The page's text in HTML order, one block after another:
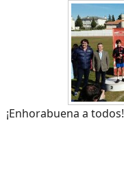
¡Enhorabuena a todos!